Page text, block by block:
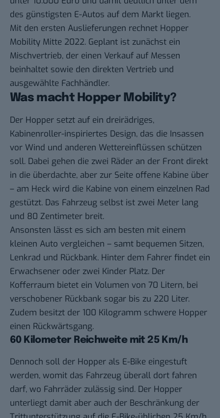
des günstigsten E-Autos auf dem Markt liegen.
Mit den ersten Auslieferungen rechnet Hopper
Mobility Mitte 2022. Geplant ist zunächst ein
Mischvertrieb, der einen Verkauf auf Messen
beinhaltet sowie den direkten Vertrieb und
ausgewählte Fachhändler.
Was macht Hopper Mobility?
Der Hopper setzt auf ein dreirädriges,
Kabinenroller-inspiriertes Design, das die Insassen
vor Wind und anderen Wettereinflüssen schützen
soll. Dabei gehen die zwei Räder an der Front direkt
in die überdachte, aber zur Seite offene Kabine über
– am Heck wird die Kabine von einem einzelnen Rad
gestützt. Das Fahrzeug selbst ist zwei Meter lang
und 80 Zentimeter breit.
Ansonsten lässt es sich am besten mit einem
kleinen Auto vergleichen – samt bequemen Sitzen,
Lenkrad und Rückbank. Hinter dem Fahrer findet ein
Erwachsener oder zwei Kinder Platz. Der
Kofferraum bietet ein Volumen von 70 Litern, bei
verschobener Rückbank sogar bis zu 220 Liter.
Zudem besitzt der 100 Kilogramm schwere Hopper
einen Rückwärtsgang.
60 Kilometer Reichweite mit 25 Km/h
Dennoch soll der Hopper als E-Bike eingestuft
werden, womit das Fahrzeug überall dort fahren
darf, wo Fahrräder zulässig sind. Der Hopper
unterliegt damit aber auch der Beschränkung der